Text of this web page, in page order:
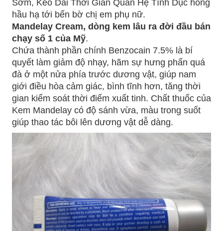
Sớm, Kéo Dài Thời Gian Quan Hệ Tình Dục hòng
hầu hạ tới bến bờ chị em phụ nữ.
Mandelay Cream, dòng kem lâu ra đời đầu bán
chạy số 1 của Mỹ.
Chứa thành phần chính Benzocain 7.5% là bí
quyết làm giảm độ nhạy, hãm sự hưng phấn quá
đà ở một nửa phía trước dương vật, giúp nam
giới điều hòa cảm giác, bình tĩnh hơn, tăng thời
gian kiểm soát thời điểm xuất tinh. Chất thuốc của
Kem Mandelay có độ sánh vừa, màu trong suốt
giúp thao tác bôi lên dương vật dễ dàng.